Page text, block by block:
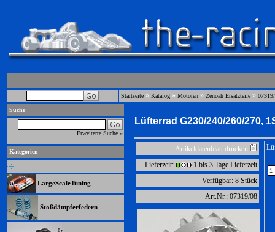
Startseite » Katalog » Motoren » Zenoah Ersatzteile »
Suche
Erweiterte Suche »
Kategorien
LargeScaleTuning
Stoßdämpferfedern
Lüfterrad G230/240/260/270,
Artikeldatenblatt drucken
Lieferzeit:
1 bis 3 Tage Lieferzeit
Verfügbar: 8 Stück
Art.Nr.: 07319/08